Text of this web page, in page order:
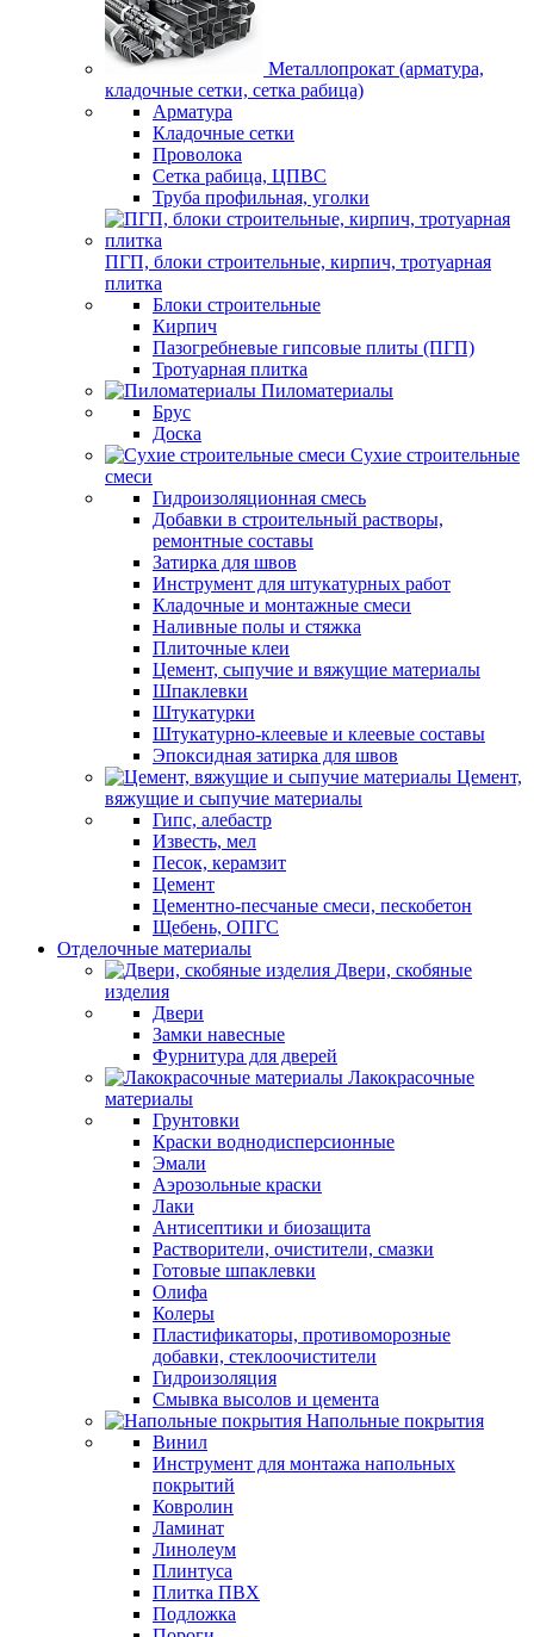
Металлопрокат (арматура,
кладочные сетки, сетка рабица)
Арматура
Кладочные сетки
Проволока
Сетка рабица, ЦПВС
Труба профильная, уголки
ПГП, блоки строительные, кирпич, тротуарная
плитка
Блоки строительные
Кирпич
Пазогребневые гипсовые плиты (ПГП)
Тротуарная плитка
Пиломатериалы
Брус
Доска
Сухие строительные
смеси
Гидроизоляционная смесь
Добавки в строительный растворы,
ремонтные составы
Затирка для швов
Инструмент для штукатурных работ
Кладочные и монтажные смеси
Наливные полы и стяжка
Плиточные клеи
Цемент, сыпучие и вяжущие материалы
Шпаклевки
Штукатурки
Штукатурно-клеевые и клеевые составы
Эпоксидная затирка для швов
Цемент,
вяжущие и сыпучие материалы
Гипс, алебастр
Известь, мел
Песок, керамзит
Цемент
Цементно-песчаные смеси, пескобетон
Щебень, ОПГС
Отделочные материалы
Двери, скобяные
изделия
Двери
Замки навесные
Фурнитура для дверей
Лакокрасочные
материалы
Грунтовки
Краски воднодисперсионные
Эмали
Аэрозольные краски
Лаки
Антисептики и биозащита
Растворители, очистители, смазки
Готовые шпаклевки
Олифа
Колеры
Пластификаторы, противоморозные
добавки, стеклоочистители
Гидроизоляция
Смывка высолов и цемента
Напольные покрытия
Винил
Инструмент для монтажа напольных
покрытий
Ковролин
Ламинат
Линолеум
Плинтуса
Плитка ПВХ
Подложка